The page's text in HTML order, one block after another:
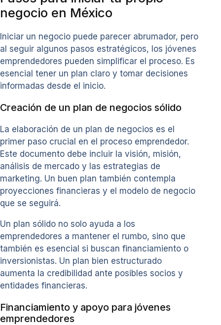
negocio en México
Iniciar un negocio puede parecer abrumador, pero
al seguir algunos pasos estratégicos, los jóvenes
emprendedores pueden simplificar el proceso. Es
esencial tener un plan claro y tomar decisiones
informadas desde el inicio.
Creación de un plan de negocios sólido
La elaboración de un plan de negocios es el
primer paso crucial en el proceso emprendedor.
Este documento debe incluir la visión, misión,
análisis de mercado y las estrategias de
marketing. Un buen plan también contempla
proyecciones financieras y el modelo de negocio
que se seguirá.
Un plan sólido no solo ayuda a los
emprendedores a mantener el rumbo, sino que
también es esencial si buscan financiamiento o
inversionistas. Un plan bien estructurado
aumenta la credibilidad ante posibles socios y
entidades financieras.
Financiamiento y apoyo para jóvenes
emprendedores